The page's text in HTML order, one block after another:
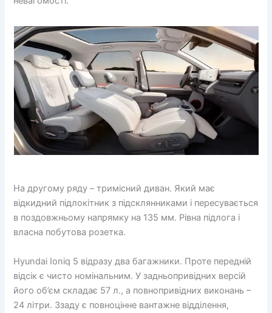
На другому ряду – тримісний диван. Який має
відкидний підлокітник з підсклянниками і пересувається
в поздовжньому напрямку на 135 мм. Рівна підлога і
власна побутова розетка.
Hyundai Ioniq 5 відразу два багажники. Проте передній
відсік є чисто номінальним. У задньопривідних версій
його об’єм складає 57 л., а повнопривідних виконань –
24 літри. Ззаду є повноцінне вантажне відділення,